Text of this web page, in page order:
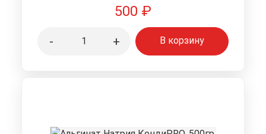
500 ₽
- + В корзину